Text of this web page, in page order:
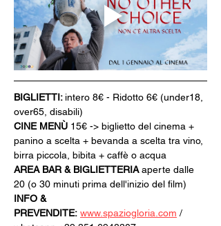
BIGLIETTI: intero 8€ - Ridotto 6€ (under18,
over65, disabili)
CINE MENÙ 15€ -> biglietto del cinema +
panino a scelta + bevanda a scelta tra vino,
birra piccola, bibita + caffè o acqua
AREA BAR & BIGLIETTERIA aperte dalle
20 (o 30 minuti prima dell'inizio del film)
INFO &
PREVENDITE: www.spaziogloria.com /